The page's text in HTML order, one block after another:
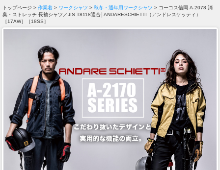
トップページ > 作業着 > ワークシャツ > 秋冬・通年用ワークシャツ > コーコス信岡 A-2078 消
臭・ストレッチ 長袖シャツ／JIS T8118適合│ANDARESCHIETTI（アンドレスケッティ）
［17AW］［18SS］